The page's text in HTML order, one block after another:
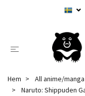
Hem All anime/manga
Naruto: Shippuden